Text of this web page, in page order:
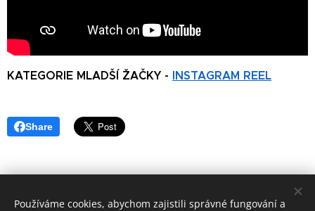
KATEGORIE MLADŠÍ ŽAČKY - INSTAGRAM REEL
Share
Používáme cookies, abychom zajistili správné fungování a